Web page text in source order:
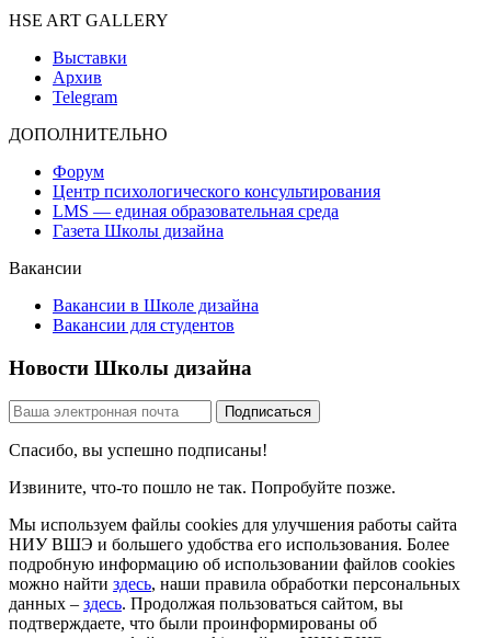
HSE ART GALLERY
Выставки
Архив
Telegram
ДОПОЛНИТЕЛЬНО
Форум
Центр психологического консультирования
LMS — единая образовательная среда
Газета Школы дизайна
Вакансии
Вакансии в Школе дизайна
Вакансии для студентов
Новости Школы дизайна
Спасибо, вы успешно подписаны!
Извините, что-то пошло не так. Попробуйте позже.
Мы используем файлы cookies для улучшения работы сайта
НИУ ВШЭ и большего удобства его использования. Более
подробную информацию об использовании файлов cookies
можно найти здесь, наши правила обработки персональных
данных – здесь. Продолжая пользоваться сайтом, вы
подтверждаете, что были проинформированы об